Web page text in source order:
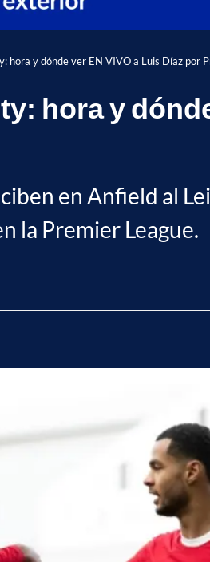
hora y dónde ver EN VIVO a Luis Díaz por
hora y
en Anfield al
la Premier League.